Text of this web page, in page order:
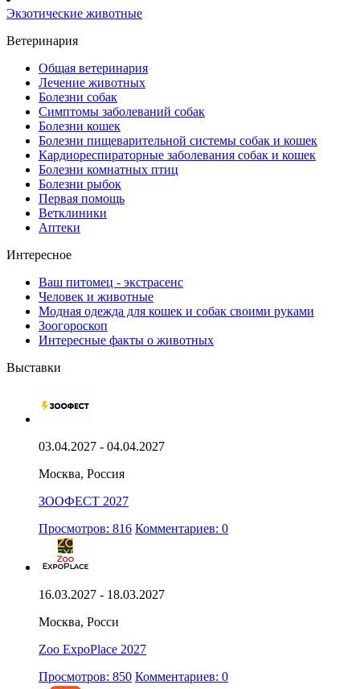
Экзотические животные
Ветеринария
Общая ветеринария
Лечение животных
Болезни собак
Симптомы заболеваний собак
Болезни кошек
Болезни пищеварительной системы собак и кошек
Кардиореспираторные заболевания собак и кошек
Болезни комнатных птиц
Болезни рыбок
Первая помощь
Ветклиники
Аптеки
Интересное
Ваш питомец - экстрасенс
Человек и животные
Модная одежда для кошек и собак своими руками
Зоогороскоп
Интересные факты о животных
Выставки
03.04.2027 - 04.04.2027
Москва, Россия
ЗООФЕСТ 2027
Просмотров: 816 Комментариев: 0
16.03.2027 - 18.03.2027
Москва, Росси
Zoo ExpoPlace 2027
Просмотров: 850 Комментариев: 0